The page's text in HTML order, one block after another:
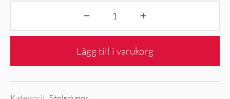
Lägg till i varukorg